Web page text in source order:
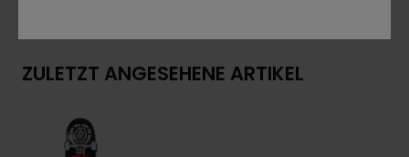
ZULETZT ANGESEHENE ARTIKEL